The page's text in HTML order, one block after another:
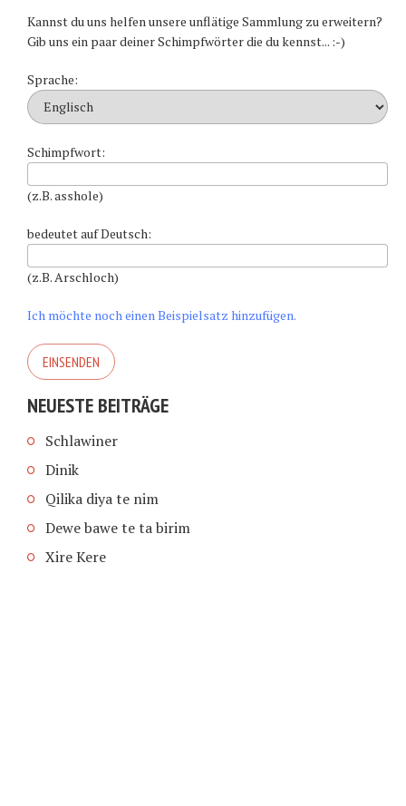
Kannst du uns helfen unsere unflätige Sammlung zu erweitern?
Gib uns ein paar deiner Schimpfwörter die du kennst... :-)
Sprache:
Schimpfwort:
(z.B. asshole)
bedeutet auf Deutsch:
(z.B. Arschloch)
Ich möchte noch einen Beispielsatz hinzufügen.
NEUESTE BEITRÄGE
Schlawiner
Dinik
Qilika diya te nim
Dewe bawe te ta birim
Xire Kere